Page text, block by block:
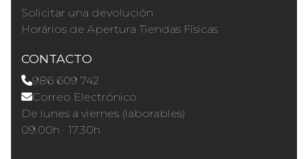
Solicitar una devolución
Horários de Apertura Tiendas Físicas
CONTACTO
986 609 742
Correo Electrónico
De lunes a viernes (laborables)
09.00h · 17.30h